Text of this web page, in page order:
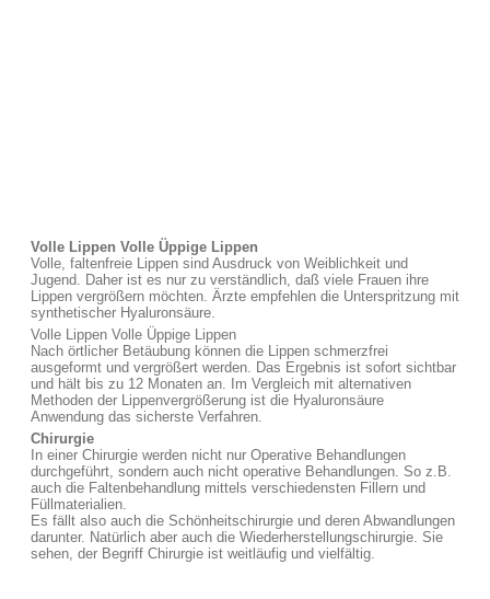
Volle Lippen Volle Üppige Lippen
Volle, faltenfreie Lippen sind Ausdruck von Weiblichkeit und
Jugend. Daher ist es nur zu verständlich, daß viele Frauen ihre
Lippen vergrößern möchten. Ärzte empfehlen die Unterspritzung mit
synthetischer Hyaluronsäure.
Volle Lippen Volle Üppige Lippen
Nach örtlicher Betäubung können die Lippen schmerzfrei
ausgeformt und vergrößert werden. Das Ergebnis ist sofort sichtbar
und hält bis zu 12 Monaten an. Im Vergleich mit alternativen
Methoden der Lippenvergrößerung ist die Hyaluronsäure
Anwendung das sicherste Verfahren.
Chirurgie
In einer Chirurgie werden nicht nur Operative Behandlungen
durchgeführt, sondern auch nicht operative Behandlungen. So z.B.
auch die Faltenbehandlung mittels verschiedensten Fillern und
Füllmaterialien.
Es fällt also auch die Schönheitschirurgie und deren Abwandlungen
darunter. Natürlich aber auch die Wiederherstellungschirurgie. Sie
sehen, der Begriff Chirurgie ist weitläufig und vielfältig.